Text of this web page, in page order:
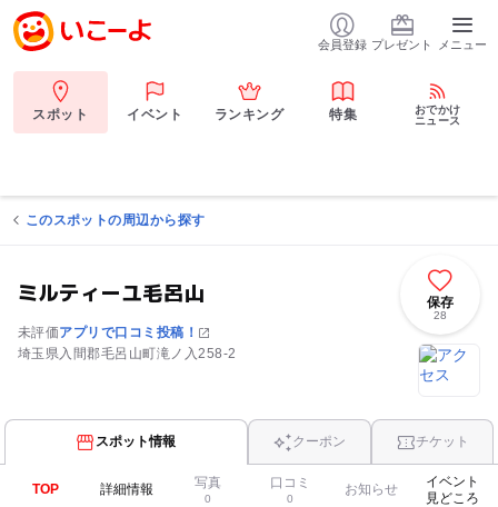
会員登録 プレゼント メニュー
スポット イベント ランキング 特集
おでかけ
ニュース
このスポットの周辺から探す
ミルティーユ毛呂山
未評価アプリで口コミ投稿！
埼玉県入間郡毛呂山町滝ノ入258-2
保存
28
スポット情報 クーポン チケット
TOP 詳細情報 写真
0
口コミ
0
お知らせ
イベント
見どころ